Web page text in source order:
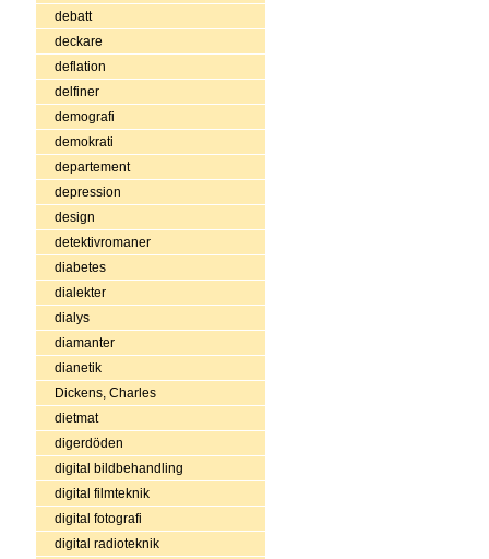
debatt
deckare
deflation
delfiner
demografi
demokrati
departement
depression
design
detektivromaner
diabetes
dialekter
dialys
diamanter
dianetik
Dickens, Charles
dietmat
digerdöden
digital bildbehandling
digital filmteknik
digital fotografi
digital radioteknik